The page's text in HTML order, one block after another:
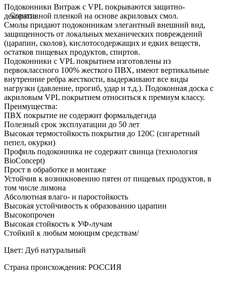
Скачать
Подоконники Витраж с VPL покрываются защитно-
декоративной пленкой на основе акриловых смол.
Смолы придают подоконникам элегантный внешний вид,
защищенность от локальных механических повреждений
(царапин, сколов), кислотосодержащих и едких веществ,
остатков пищевых продуктов, спиртов.
Подоконники с VPL покрытием изготовлены из
первоклассного 100% жесткого ПВХ, имеют вертикальные
внутренние ребра жесткости, выдерживают все виды
нагрузки (давление, прогиб, удар и т.д.). Подоконная доска с
акриловым VPL покрытием относиться к премиум классу.
Преимущества:
ПВХ покрытие не содержит формальдегида
Полезный срок эксплуатации до 50 лет
Высокая термостойкость покрытия до 120С (сигаретный
пепел, окурки)
Профиль подоконника не содержит свинца (технология
BioConcept)
Прост в обработке и монтаже
Устойчив к возникновению пятен от пищевых продуктов, в
том числе лимона
Абсолютная влаго- и паростойкость
Высокая устойчивость к образованию царапин
Высокопрочен
Высокая стойкость к УФ-лучам
Стойкий к любым моющим средствам/
Цвет: Дуб натуральный
Страна происхождения: РОССИЯ